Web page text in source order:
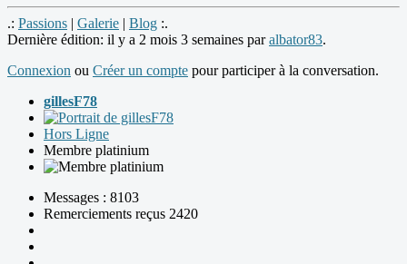
.: Passions | Galerie | Blog :.
Dernière édition: il y a 2 mois 3 semaines paralbator83.
Connexion ou Créer un compte pour participer à la conversation.
gillesF78
Hors Ligne
Membre platinium
Messages : 8103
Remerciements reçus 2420